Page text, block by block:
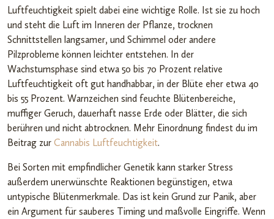
Luftfeuchtigkeit spielt dabei eine wichtige Rolle. Ist sie zu hoch
und steht die Luft im Inneren der Pflanze, trocknen
Schnittstellen langsamer, und Schimmel oder andere
Pilzprobleme können leichter entstehen. In der
Wachstumsphase sind etwa 50 bis 70 Prozent relative
Luftfeuchtigkeit oft gut handhabbar, in der Blüte eher etwa 40
bis 55 Prozent. Warnzeichen sind feuchte Blütenbereiche,
muffiger Geruch, dauerhaft nasse Erde oder Blätter, die sich
berühren und nicht abtrocknen. Mehr Einordnung findest du im
Beitrag zur Cannabis Luftfeuchtigkeit.
Bei Sorten mit empfindlicher Genetik kann starker Stress
außerdem unerwünschte Reaktionen begünstigen, etwa
untypische Blütenmerkmale. Das ist kein Grund zur Panik, aber
ein Argument für sauberes Timing und maßvolle Eingriffe. Wenn